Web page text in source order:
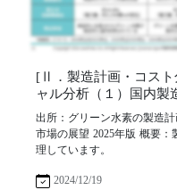
[Ⅱ．製造計画・コスト
ャル分析（１）国内製
出所：グリーン水素の製造
市場の展望 2025年版 概要
理しています。
2024/12/19